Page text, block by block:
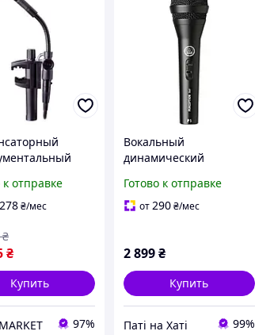
к отправке
₴/мес
₴
₴
Купить
97%
Вокальный
динамический
Готово к отправке
от290₴/мес
2 899₴
Купить
Паті на Хаті 99%